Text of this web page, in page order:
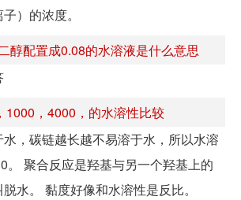
）的浓度。
醇配置成0.08的水溶液是什么意思
1000，4000，的水溶性比较
，碳链越长越不易溶于水，所以水溶
。 聚合反应是羟基与另一个羟基上的
水。 黏度好像和水溶性是反比。